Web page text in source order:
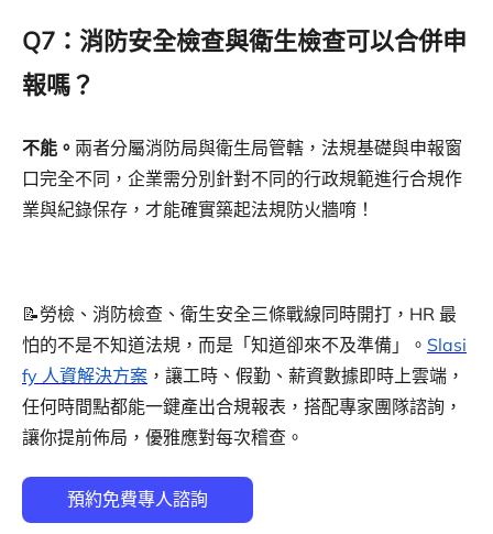
Q7：消防安全檢查與衛生檢查可以合併申
報嗎？
不能。 兩者分屬消防局與衛生局管轄，法規基礎與申報窗
口完全不同，企業需分別針對不同的行政規範進行合規作
業與紀錄保存，才能確實築起法規防火牆唷！
📝勞檢、消防檢查、衛生安全三條戰線同時開打，HR 最
怕的不是不知道法規，而是「知道卻來不及準備」。 Slasi
fy 人資解決方案 ，讓工時、假勤、薪資數據即時上雲端，
任何時間點都能一鍵產出合規報表，搭配專家團隊諮詢，
讓你提前佈局，優雅應對每次稽查。